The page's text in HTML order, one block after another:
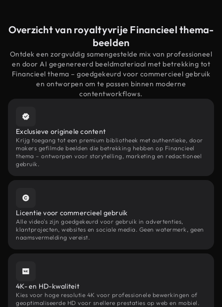
Overzicht van royaltyvrije Financieel thema-
beelden
Ontdek een zorgvuldig samengestelde mix van professioneel
en door AI gegenereerd beeldmateriaal met betrekking tot
Financieel thema – goedgekeurd voor commercieel gebruik
en ontworpen om te passen binnen moderne
contentworkflows.
Exclusieve originele content
Krijg toegang tot een premium bibliotheek met authentieke, door
makers gefilmde beelden die betrekking hebben op Financieel
thema – ontworpen voor storytelling, marketing en redactioneel
gebruik.
Licentie voor commercieel gebruik
Alle video's zijn goedgekeurd voor gebruik in advertenties,
klantprojecten, websites en sociale media. Geen watermerk, geen
naamsvermelding vereist.
4K- en HD-kwaliteit
Kies voor hoge resolutie 4K voor professionele bewerkingen of
geoptimaliseerde HD voor snellere prestaties op web en mobiel.